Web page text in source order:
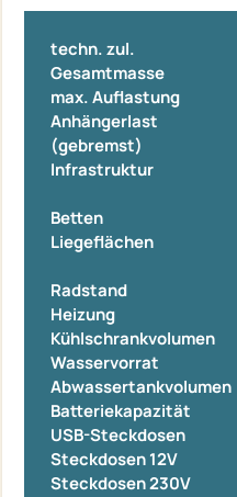
techn. zul.
Gesamtmasse
max. Auflastung
Anhängerlast
(gebremst)
Infrastruktur
Betten
Liegeflächen
Radstand
Heizung
Kühlschrankvolumen
Wasservorrat
Abwassertankvolumen
Batteriekapazität
USB-Steckdosen
Steckdosen 12V
Steckdosen 230V